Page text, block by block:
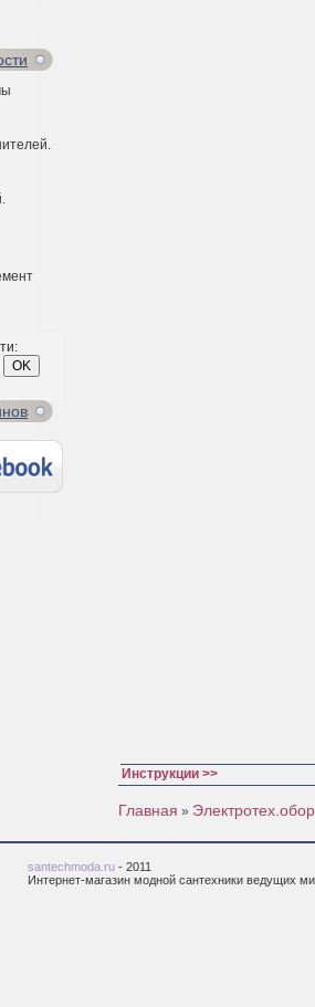
Инструкции >>
Главная »
santechmoda.ru - 2011
Интернет-магазин модной сантехники ведущих